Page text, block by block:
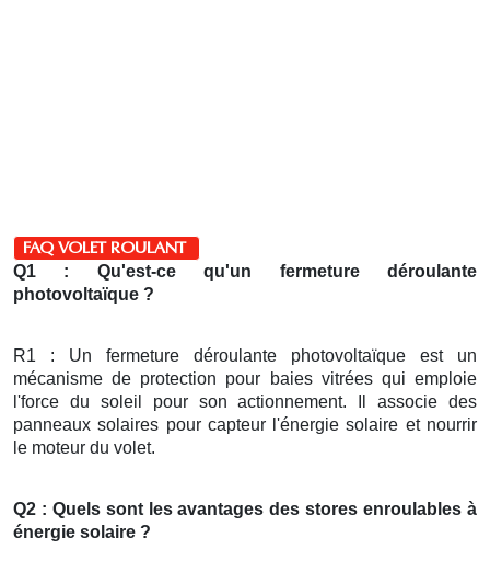
FAQ VOLET ROULANT
Q1 : Qu'est-ce qu'un fermeture déroulante
photovoltaïque ?
R1 : Un fermeture déroulante photovoltaïque est un
mécanisme de protection pour baies vitrées qui emploie
l'force du soleil pour son actionnement. Il associe des
panneaux solaires pour capteur l'énergie solaire et nourrir
le moteur du volet.
Q2 : Quels sont les avantages des stores enroulables à
énergie solaire ?